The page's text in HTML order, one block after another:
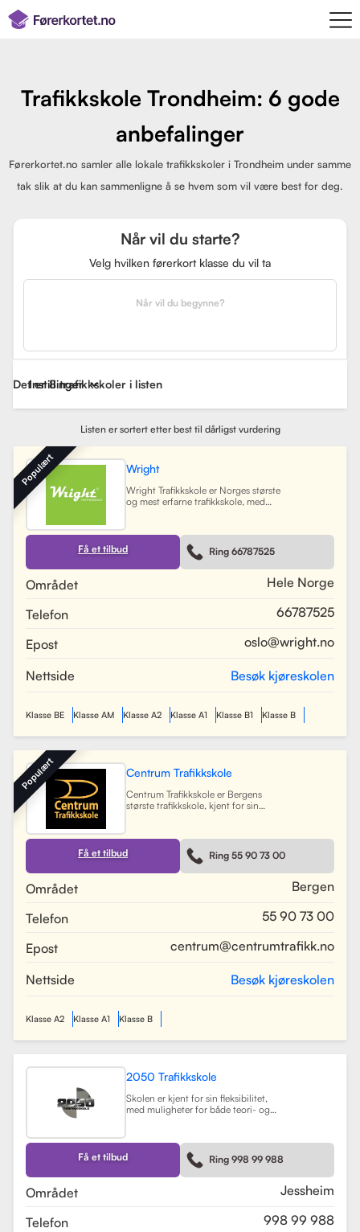
Trafikkskole Trondheim: 6 gode
anbefalinger
Førerkortet.no samler alle lokale trafikkskoler i Trondheim under samme
tak slik at du kan sammenligne å se hvem som vil være best for deg.
Når vil du starte?
Velg hvilken førerkort klasse du vil ta
Når vil du begynne?
Det er 8 trafikkskoler i listen
Instillinger
Listen er sortert etter best til dårligst vurdering
Wright
Wright Trafikkskole er Norges største
og mest erfarne trafikkskole, med
Trøndelag. Siden oppstarten har
skolen hatt som mål å tilby
profesjonell og engasjert
trafikopplæring for både
kjøretimer med all nødvendig
moderne digitale systemer for å
gjøre det enkelt for elever å booke
sine trafikklærere.
Les mer
Få et tilbud Ring 66787525
Området
Hele Norge
Telefon
66787525
Epost
oslo@wright.no
Nettside Besøk kjøreskolen
Populært
Klasse BE Klasse AM Klasse A2 Klasse A1 Klasse B1 Klasse B
Centrum Trafikkskole
Centrum Trafikkskole er Bergens
største trafikkskole, kjent for sin
for førerkort i alle klasser, og har et
team av 30 dyktige kjørelærere som
gir undervisning i et trygt og vennlig
miljø. Med lokaler i Bergen sentrum,
elevene best mulig til oppkjøring.
Gjennom en kombinasjon av teori
gjøre prosessen med å ta førerkort
både enkel og trygg for alle elever.
Få et tilbud Ring 55 90 73 00
Området
Bergen
Telefon
55 90 73 00
Epost
centrum@centrumtrafikk.no
Nettside Besøk kjøreskolen
Populært
Klasse A2 Klasse A1 Klasse B
2050 Trafikkskole
Skolen er kjent for sin fleksibilitet,
med muligheter for både teori- og
undervisningsmetoder og et
engasjert team, har 2050
Trafikkskole som mål å hjelpe elever
med å bli trygge og kompetente
Få et tilbud Ring 998 99 988
Området
Jessheim
Telefon
998 99 988